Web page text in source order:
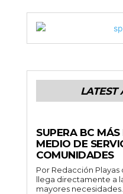
LATEST
SUPERA BC
MEDIO DE
COMUNIDADES
Por Redacción Playas de Rosarito.- La salud
llega directamente a
mayores necesidades...